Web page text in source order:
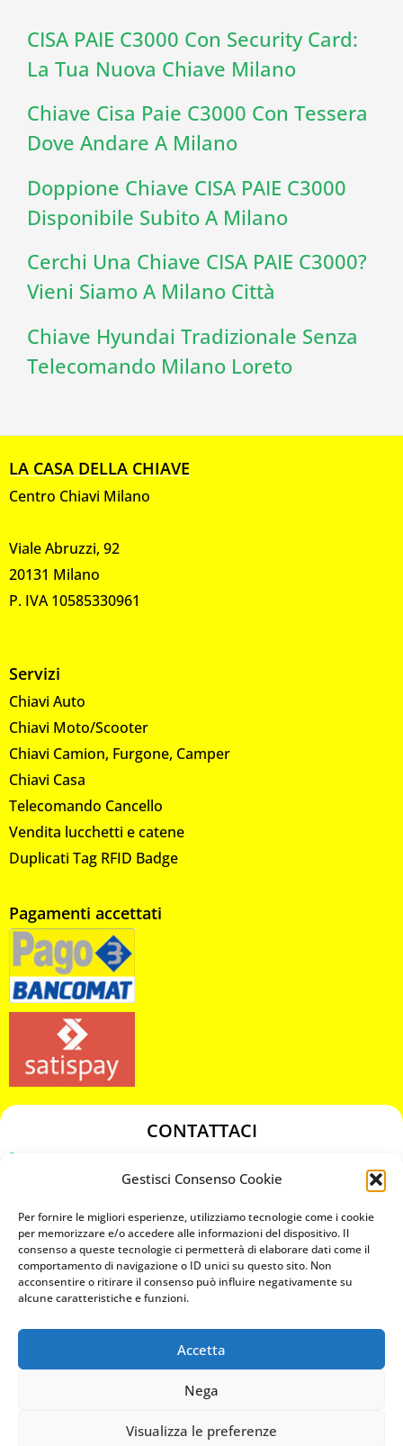
Gestisci Consenso Cookie
Per fornire le migliori esperienze, utilizziamo tecnologie come i cookie
per memorizzare e/o accedere alle informazioni del dispositivo. Il
consenso a queste tecnologie ci permetterà di elaborare dati come il
comportamento di navigazione o ID unici su questo sito. Non
acconsentire o ritirare il consenso può influire negativamente su
alcune caratteristiche e funzioni.
Accetta
Nega
Visualizza le preferenze
CISA PAIE C3000 Con Security Card:
La Tua Nuova Chiave Milano
Chiave Cisa Paie C3000 Con Tessera
Dove Andare A Milano
Doppione Chiave CISA PAIE C3000
Disponibile Subito A Milano
Cerchi Una Chiave CISA PAIE C3000?
Vieni Siamo A Milano Città
Chiave Hyundai Tradizionale Senza
Telecomando Milano Loreto
LA CASA DELLA CHIAVE
Centro Chiavi Milano
Viale Abruzzi, 92
20131 Milano
P. IVA 10585330961
Servizi
Chiavi Auto
Chiavi Moto/Scooter
Chiavi Camion, Furgone, Camper
Chiavi Casa
Telecomando Cancello
Vendita lucchetti e catene
Duplicati Tag RFID Badge
Pagamenti accettati
CONTATTACI
chiavicodificate@gmail.com
Privacy Policy
Cookie Policy
MAPS
CHIAMA ORA